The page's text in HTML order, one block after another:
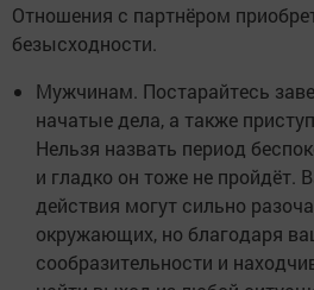
Отношения с партнёром
безысходности.
Мужчинам. Постарайтесь
начатые дела, а также
Нельзя назвать период
и гладко он тоже не пройдёт.
действия могут сильно
окружающих, но благодаря
сообразительности и